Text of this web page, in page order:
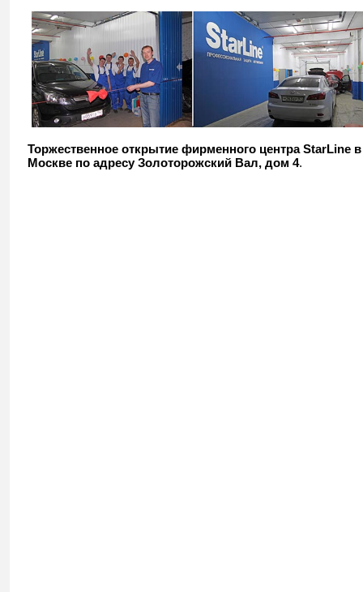
Торжественное открытие фирменного центра StarLine в
Москве по адресу Золоторожский Вал, дом 4.